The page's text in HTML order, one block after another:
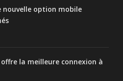
nouvelle option mobile
la meilleure connexion à